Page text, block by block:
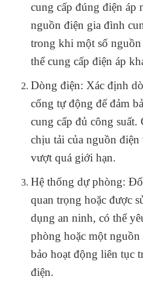
cung cấp đúng điện áp
nguồn điện gia đình
trong khi một số
thể cung cấp điện áp
Dòng điện: Xác định
cổng tự động để đảm
cung cấp đủ công suất.
chịu tải của nguồn
vượt quá giới hạn.
Hệ thống dự phòng:
quan trọng hoặc được
dụng an ninh, có thể
phòng hoặc một
bảo hoạt động liên tục
điện.